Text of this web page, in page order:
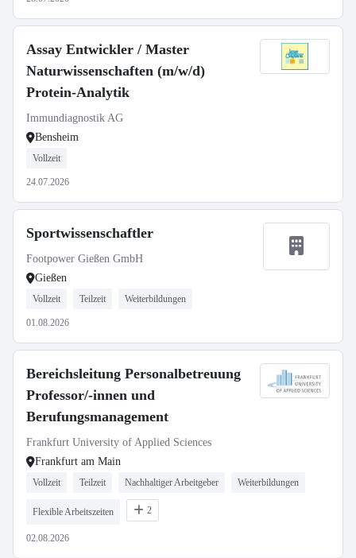
Assay Entwickler / Master
Naturwissenschaften (m/w/d)
Protein-Analytik
Immundiagnostik AG
Bensheim
Vollzeit
24.07.2026
Sportwissenschaftler
Footpower Gießen GmbH
Gießen
Vollzeit Teilzeit Weiterbildungen
01.08.2026
Bereichsleitung Personalbetreuung
Professor/-innen und
Berufungsmanagement
Frankfurt University of Applied Sciences
Frankfurt am Main
Vollzeit Teilzeit Nachhaltiger Arbeitgeber Weiterbildungen
Flexible Arbeitszeiten 2
02.08.2026